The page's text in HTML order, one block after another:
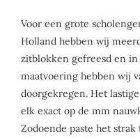
Voor een grote
Holland hebben wij
zitblokken gefreesd en
maatvoering hebben wij
doorgekregen. Het
elk exact op de mm
Zodoende paste het